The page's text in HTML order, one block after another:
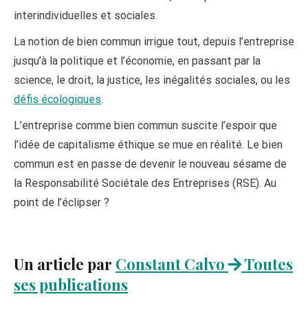
interindividuelles et sociales.
La notion de bien commun irrigue tout, depuis l’entreprise
jusqu’à la politique et l’économie, en passant par la
science, le droit, la justice, les inégalités sociales, ou les
défis écologiques.
L’entreprise comme bien commun suscite l’espoir que
l’idée de capitalisme éthique se mue en réalité. Le bien
commun est en passe de devenir le nouveau sésame de
la Responsabilité Sociétale des Entreprises (RSE). Au
point de l’éclipser ?
Un article par Constant Calvo
Toutes
ses publications